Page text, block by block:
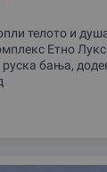
телото и
Етно
бања,